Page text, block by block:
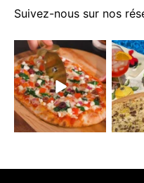
Suivez-nous sur nos